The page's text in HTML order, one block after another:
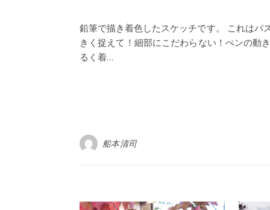
鉛筆で描き着色したスケッチです。 これはパ
きく捉えて！細部にこだわらない！ぺンの動
るく着…
船本清司